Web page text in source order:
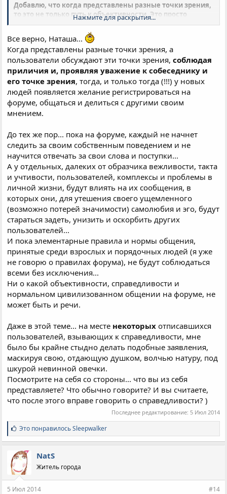
Добавлю, что когда представлены разные точки зрения,
то это не только путь к объективности. Это просто
интересно, что способствует притоку новых
пользователей или хотя бы "гостей" форума.
модерирования, в таком случае, контролировать ситуацию,
которая должна оставаться в допустимых моральных и
нравственных пределах.
Нажмите для раскрытия...
Все верно, Наташа...
Когда представлены разные точки зрения, а
пользователи обсуждают эти точки зрения,соблюдая
приличия и, проявляя уважение к собеседнику и
его точке зрения, тогда, и только тогда (!!!) у новых
людей появляется желание регистрироваться на
форуме, общаться и делиться с другими своим
мнением.
До тех же пор... пока на форуме, каждый не начнет
следить за своим собственным поведением и не
научится отвечать за свои слова и поступки...
А у отдельных, далеких от образчика вежливости, такта
и учтивости, пользователей, комплексы и проблемы в
личной жизни, будут влиять на их сообщения, в
которых они, для утешения своего ущемленного
(возможно потерей значимости) самолюбия и эго, будут
стараться задеть, унизить и оскорбить других
пользователей...
И пока элементарные правила и нормы общения,
принятые среди взрослых и порядочных людей (я уже
не говорю о правилах форума), не будут соблюдаться
всеми без исключения...
Ни о какой объективности, справедливости и
нормальном цивилизованном общении на форуме, не
может быть и речи.
Даже в этой теме... на месте некоторых отписавшихся
пользователей, взывающих к справедливости, мне
было бы крайне стыдно делать подобные заявления,
маскируя свою, отдающую душком, волчью натуру, под
шкурой невинной овечки.
Посмотрите на себя со стороны... что вы из себя
представляете? Что обычно говорите? И вы считаете,
что после этого вправе говорить о справедливости? )
Последнее редактирование: 5 Июл 2014
С
и
м
п
а
т
и
Это понравилосьSleepwalker
NatS
Житель города
5 Июл 2014 #14